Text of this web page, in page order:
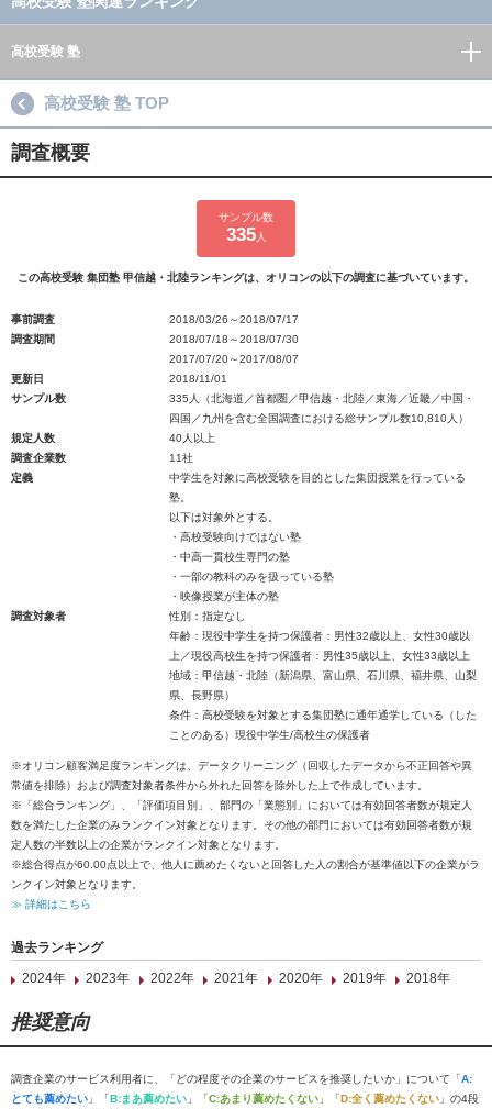
高校受験 塾
高校受験 塾 TOP
調査概要
サンプル数
335人
この高校受験 集団塾 甲信越・北陸ランキングは、オリコンの以下の調査に基づいています。
事前調査
2018/03/26～2018/07/17
調査期間
2018/07/18～2018/07/30
2017/07/20～2017/08/07
更新日
2018/11/01
サンプル数
335人（北海道／首都圏／甲信越・北陸／東海／近畿／中国・
四国／九州を含む全国調査における総サンプル数10,810人）
規定人数
40人以上
調査企業数
11社
定義
中学生を対象に高校受験を目的とした集団授業を行っている
塾。
以下は対象外とする。
・高校受験向けではない塾
・中高一貫校生専門の塾
・一部の教科のみを扱っている塾
・映像授業が主体の塾
調査対象者
性別：指定なし
年齢：現役中学生を持つ保護者：男性32歳以上、女性30歳以
上／現役高校生を持つ保護者：男性35歳以上、女性33歳以上
地域：甲信越・北陸（新潟県、富山県、石川県、福井県、山梨
県、長野県）
条件：高校受験を対象とする集団塾に通年通学している（した
ことのある）現役中学生/高校生の保護者
※オリコン顧客満足度ランキングは、データクリーニング（回収したデータから不正回答や異
常値を排除）および調査対象者条件から外れた回答を除外した上で作成しています。
※「総合ランキング」、「評価項目別」、部門の「業態別」においては有効回答者数が規定人
数を満たした企業のみランクイン対象となります。その他の部門においては有効回答者数が規
定人数の半数以上の企業がランクイン対象となります。
※総合得点が60.00点以上で、他人に薦めたくないと回答した人の割合が基準値以下の企業がラ
ンクイン対象となります。
≫ 詳細はこちら
過去ランキング
2024年
2023年 2022年 2021年 2020年 2019年 2018年
推奨意向
調査企業のサービス利用者に、「どの程度その企業のサービスを推奨したいか」について「A:
とても薦めたい 」「B:まあ薦めたい 」「C:あまり薦めたくない 」「D:全く薦めたくない 」の4段